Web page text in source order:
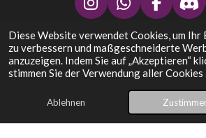
Diese Website verwendet Cookies, um Ihr
zu verbessern und maßgeschneiderte
anzuzeigen. Indem Sie auf „Akzeptieren“
stimmen Sie der Verwendung aller Cookies
Ablehnen
I
n
s
t
a
W
h
a
t
s
A
p
F
a
c
e
b
o
k
D
i
s
c
o
r
d
↑
Stephans Kartenplatz - TCG Trading Card
E-Mail Telefon Karte